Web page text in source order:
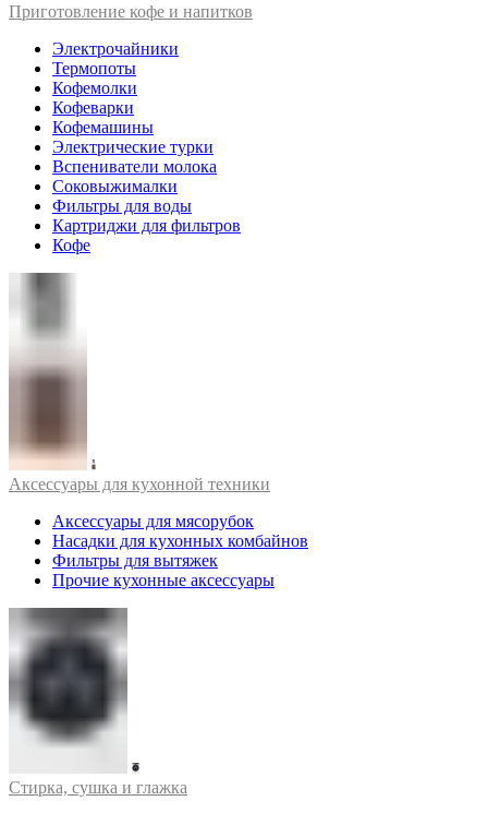
Приготовление кофе и напитков
Электрочайники
Термопоты
Кофемолки
Кофеварки
Кофемашины
Электрические турки
Вспениватели молока
Соковыжималки
Фильтры для воды
Картриджи для фильтров
Кофе
Аксессуары для кухонной техники
Аксессуары для мясорубок
Насадки для кухонных комбайнов
Фильтры для вытяжек
Прочие кухонные аксессуары
Стирка, сушка и глажка